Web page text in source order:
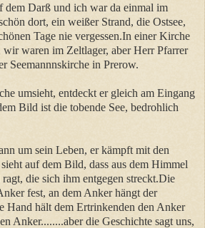
dem Darß und ich war da einmal im
dort, ein weißer Strand, die Ostsee,
Tage nie vergessen.In einer Kirche
waren im Zeltlager, aber Herr Pfarrer
Seemannnskirche in Prerow.
umsieht, entdeckt er gleich am Eingang
Bild ist die tobende See, bedrohlich
um sein Leben, er kämpft mit den
auf dem Bild, dass aus dem Himmel
die sich ihm entgegen streckt.Die
fest, an dem Anker hängt der
Hand hält dem Ertrinkenden den Anker
Anker........aber die Geschichte sagt uns,